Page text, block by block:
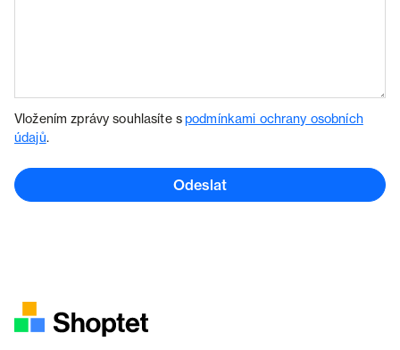
Vložením zprávy souhlasíte spodmínkami ochrany osobních
údajů.
Odeslat